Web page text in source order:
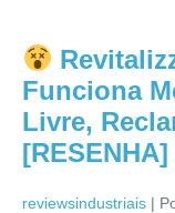
Funciona
Livre,
[RESENHA]
reviewsindustriais |